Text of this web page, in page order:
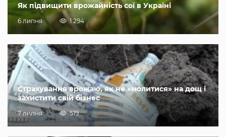
Як підвищити врожайність сої в Україні
6 липня 1 294
Страхування врожаю, як не «молитися» на дощ і
захистити свій бізнес
7 липня 519